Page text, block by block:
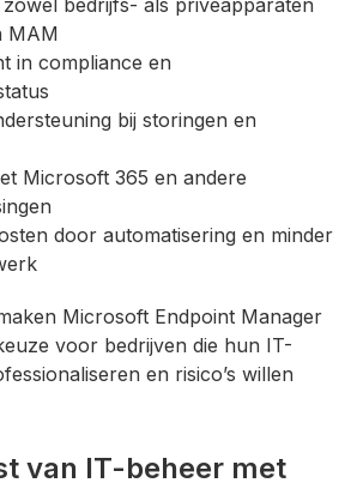
bedrijfs- als privéapparaten
MAM
in compliance en
bij storingen en
Microsoft 365 en andere
door automatisering en minder
Microsoft Endpoint Manager
voor bedrijven die hun IT-
en risico’s willen
van IT-beheer met